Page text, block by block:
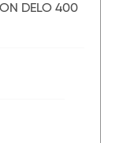
DELO 400